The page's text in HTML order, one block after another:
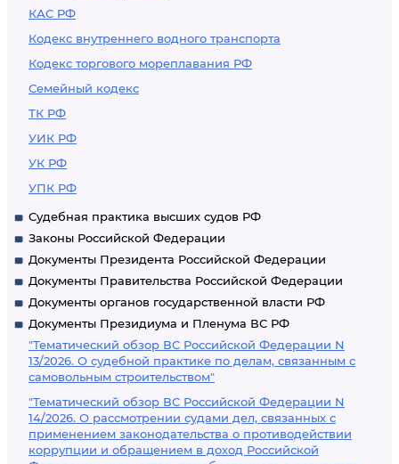
КАС РФ
Кодекс внутреннего водного транспорта
Кодекс торгового мореплавания РФ
Семейный кодекс
ТК РФ
УИК РФ
УК РФ
УПК РФ
Судебная практика высших судов РФ
Законы Российской Федерации
Документы Президента Российской Федерации
Документы Правительства Российской Федерации
Документы органов государственной власти РФ
Документы Президиума и Пленума ВС РФ
"Тематический обзор ВС Российской Федерации N
13/2026. О судебной практике по делам, связанным с
самовольным строительством"
"Тематический обзор ВС Российской Федерации N
14/2026. О рассмотрении судами дел, связанных с
применением законодательства о противодействии
коррупции и обращением в доход Российской